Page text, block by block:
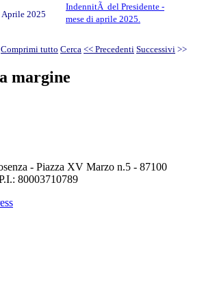
Aprile 2025
IndennitÃ del Presidente -
mese di aprile 2025.
Comprimi tutto Cerca << Precedenti Successivi >>
margine
- Piazza XV Marzo n.5 - 87100
80003710789